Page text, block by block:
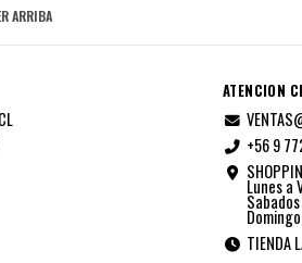
ARRIBA
ATENCION
+56 9
Lunes a
TIENDA